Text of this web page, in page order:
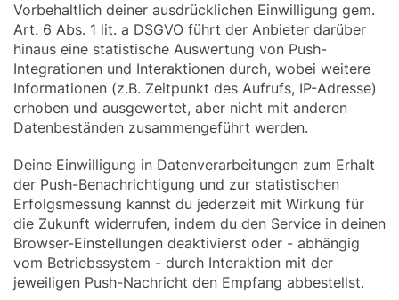
Vorbehaltlich deiner ausdrücklichen Einwilligung gem.
Art. 6 Abs. 1 lit. a DSGVO führt der Anbieter darüber
hinaus eine statistische Auswertung von Push-
Integrationen und Interaktionen durch, wobei weitere
Informationen (z.B. Zeitpunkt des Aufrufs, IP-Adresse)
erhoben und ausgewertet, aber nicht mit anderen
Datenbeständen zusammengeführt werden.
Deine Einwilligung in Datenverarbeitungen zum Erhalt
der Push-Benachrichtigung und zur statistischen
Erfolgsmessung kannst du jederzeit mit Wirkung für
die Zukunft widerrufen, indem du den Service in deinen
Browser-Einstellungen deaktivierst oder - abhängig
vom Betriebssystem - durch Interaktion mit der
jeweiligen Push-Nachricht den Empfang abbestellst.